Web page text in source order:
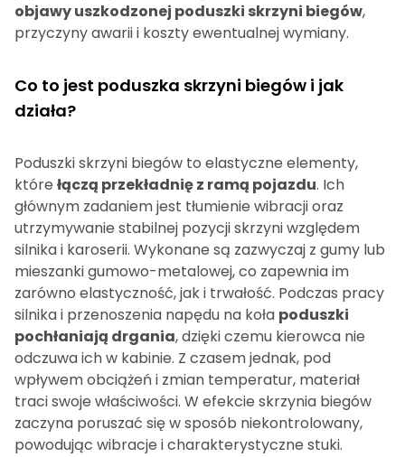
objawy uszkodzonej poduszki skrzyni biegów,
przyczyny awarii i koszty ewentualnej wymiany.
Co to jest poduszka skrzyni biegów i jak
działa?
Poduszki skrzyni biegów to elastyczne elementy,
które łączą przekładnię z ramą pojazdu. Ich
głównym zadaniem jest tłumienie wibracji oraz
utrzymywanie stabilnej pozycji skrzyni względem
silnika i karoserii. Wykonane są zazwyczaj z gumy lub
mieszanki gumowo-metalowej, co zapewnia im
zarówno elastyczność, jak i trwałość. Podczas pracy
silnika i przenoszenia napędu na koła poduszki
pochłaniają drgania, dzięki czemu kierowca nie
odczuwa ich w kabinie. Z czasem jednak, pod
wpływem obciążeń i zmian temperatur, materiał
traci swoje właściwości. W efekcie skrzynia biegów
zaczyna poruszać się w sposób niekontrolowany,
powodując wibracje i charakterystyczne stuki.